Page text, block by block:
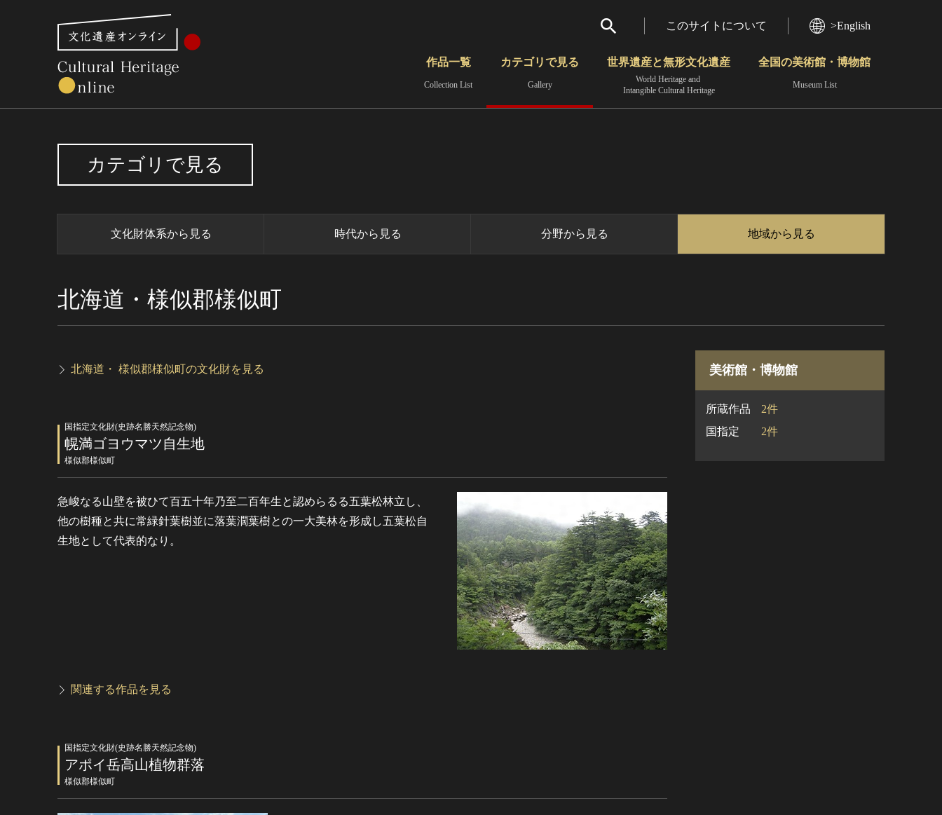
さらに詳細検索
このサイトについて >English
作品一覧
Collection List
カテゴリで見る
Gallery
世界遺産と無形文化遺産
World Heritage and
Intangible Cultural Heritage
全国の美術館・博物館
Museum List
カテゴリで見る
文化財体系から見る 時代から見る 分野から見る 地域から見る
北海道・様似郡様似町
北海道・ 様似郡様似町の文化財を見る
国指定文化財(史跡名勝天然記念物)
幌満ゴヨウマツ自生地
様似郡様似町
急峻なる山壁を被ひて百五十年乃至二百年生と認めらるる五葉松林立し、
他の樹種と共に常緑針葉樹並に落葉濶葉樹との一大美林を形成し五葉松自
生地として代表的なり。
関連する作品を見る
国指定文化財(史跡名勝天然記念物)
アポイ岳高山植物群落
様似郡様似町
美術館・博物館
所蔵作品
2件
国指定
2件